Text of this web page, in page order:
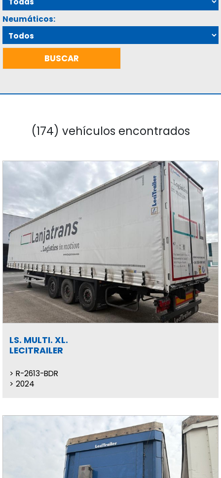
Neumáticos:
(174) vehículos encontrados
LS. MULTI. XL.
LECITRAILER
R-2613-BDR
2024